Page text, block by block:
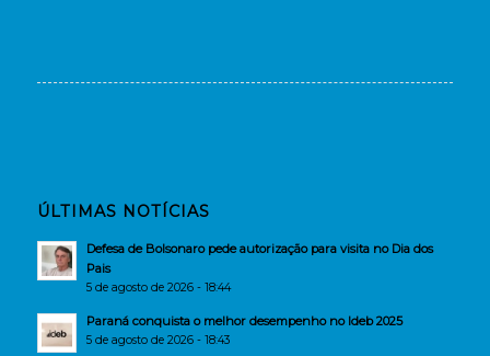
ÚLTIMAS NOTÍCIAS
Defesa de Bolsonaro pede autorização para visita no Dia dos
Pais
5 de agosto de 2026 - 18:44
Paraná conquista o melhor desempenho no Ideb 2025
5 de agosto de 2026 - 18:43